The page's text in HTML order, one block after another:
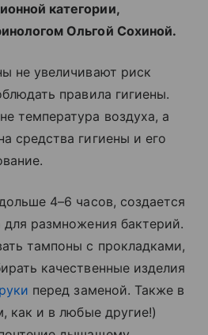
категории,
Ольгой Сохиной.
не увеличивают риск
правила гигиены.
температура воздуха, а
средства гигиены и его
4–6 часов, создается
для размножения бактерий.
тампоны с прокладками,
качественные изделия
перед заменой. Также в
как и в любые другие!)